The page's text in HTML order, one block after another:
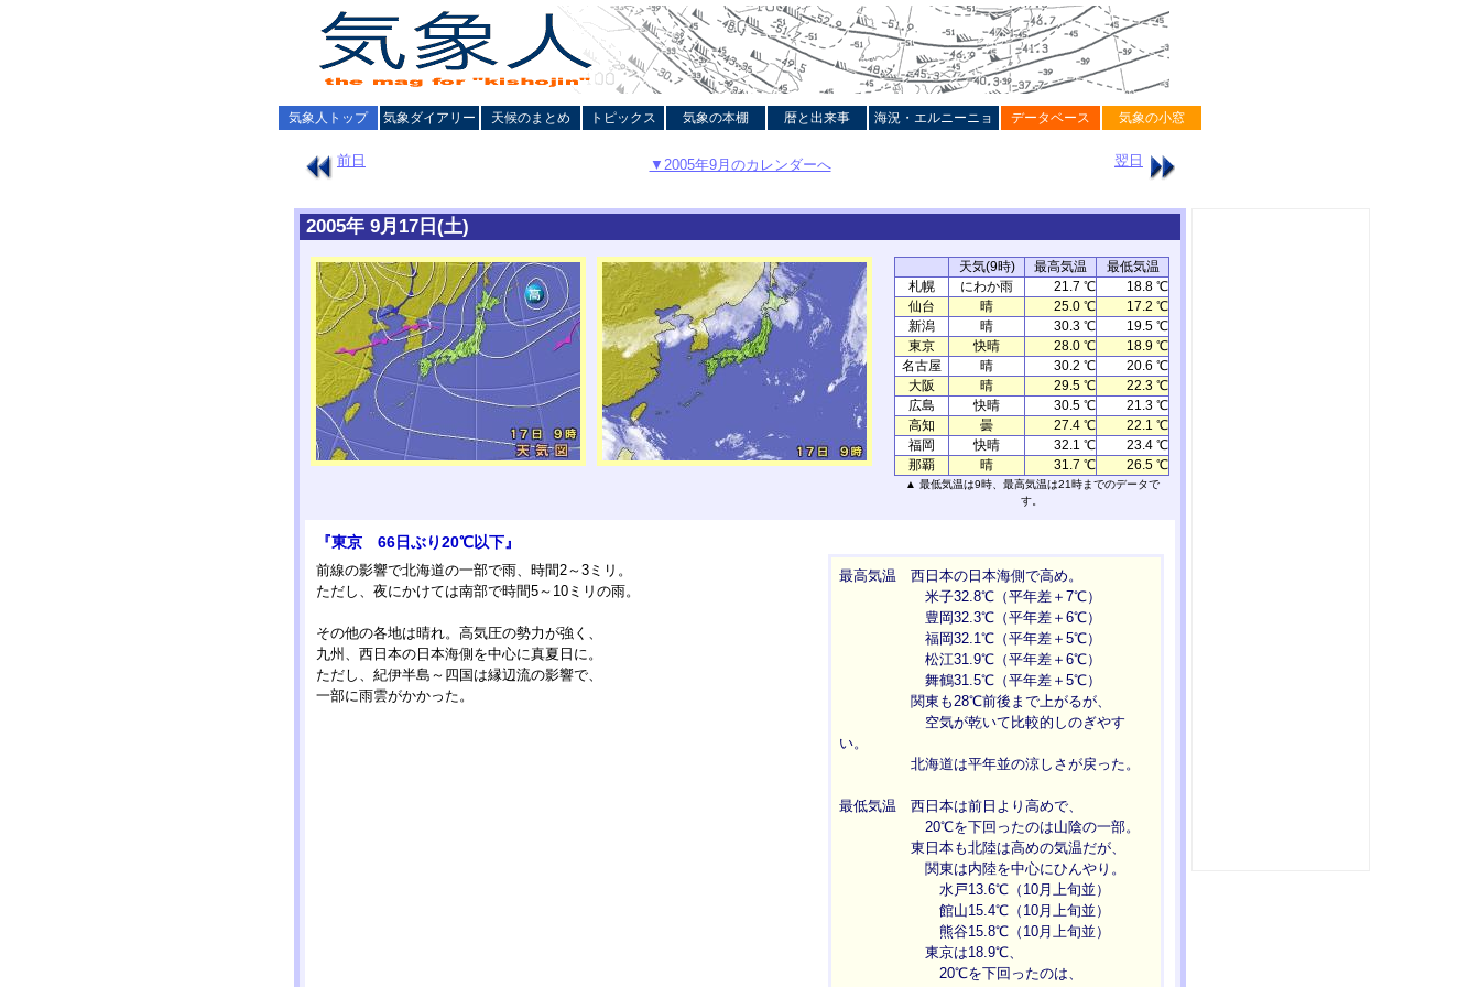
気象人トップ 気象ダイアリー 天候のまとめ トピックス 気象の本棚 暦と出来事 海況・エルニーニョ データベース 気象の小窓
前日 翌日
▼2005年9月のカレンダーへ
2005年 9月17日(土)
▲ 最低気温は9時、最高気温は21時までのデータで
す。
天気(9時) 最高気温
最低気温
札幌
にわか雨 21.7 ℃
18.8 ℃
仙台
晴 25.0 ℃
17.2 ℃
新潟
晴 30.3 ℃
19.5 ℃
東京
快晴 28.0 ℃
18.9 ℃
名古屋
晴 30.2 ℃
20.6 ℃
大阪
晴 29.5 ℃
22.3 ℃
広島
快晴 30.5 ℃
21.3 ℃
高知
曇 27.4 ℃
22.1 ℃
福岡
快晴 32.1 ℃
23.4 ℃
那覇
晴 31.7 ℃ 26.5 ℃
『東京 66日ぶり20℃以下』
前線の影響で北海道の一部で雨、時間2～3ミリ。
ただし、夜にかけては南部で時間5～10ミリの雨。
その他の各地は晴れ。高気圧の勢力が強く、
九州、西日本の日本海側を中心に真夏日に。
ただし、紀伊半島～四国は縁辺流の影響で、
一部に雨雲がかかった。
最高気温 西日本の日本海側で高め。
米子32.8℃（平年差＋7℃）
豊岡32.3℃（平年差＋6℃）
福岡32.1℃（平年差＋5℃）
松江31.9℃（平年差＋6℃）
舞鶴31.5℃（平年差＋5℃）
関東も28℃前後まで上がるが、
空気が乾いて比較的しのぎやす
い。
北海道は平年並の涼しさが戻った。
最低気温 西日本は前日より高めで、
20℃を下回ったのは山陰の一部。
東日本も北陸は高めの気温だが、
関東は内陸を中心にひんやり。
水戸13.6℃（10月上旬並）
館山15.4℃（10月上旬並）
熊谷15.8℃（10月上旬並）
東京は18.9℃、
20℃を下回ったのは、